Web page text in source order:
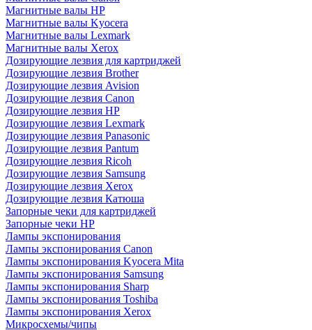
Магнитные валы HP
Магнитные валы Kyocera
Магнитные валы Lexmark
Магнитные валы Xerox
Дозирующие лезвия для картриджей
Дозирующие лезвия Brother
Дозирующие лезвия Avision
Дозирующие лезвия Canon
Дозирующие лезвия HP
Дозирующие лезвия Lexmark
Дозирующие лезвия Panasonic
Дозирующие лезвия Pantum
Дозирующие лезвия Ricoh
Дозирующие лезвия Samsung
Дозирующие лезвия Xerox
Дозирующие лезвия Катюша
Запорные чеки для картриджей
Запорные чеки HP
Лампы экспонирования
Лампы экспонирования Canon
Лампы экспонирования Kyocera Mita
Лампы экспонирования Samsung
Лампы экспонирования Sharp
Лампы экспонирования Toshiba
Лампы экспонирования Xerox
Микросхемы/чипы